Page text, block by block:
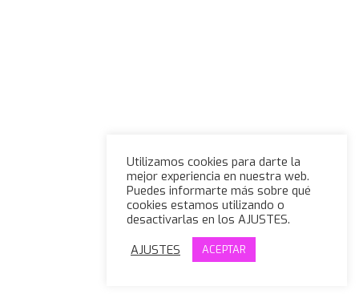
Utilizamos cookies para darte la
mejor experiencia en nuestra web.
Puedes informarte más sobre qué
cookies estamos utilizando o
desactivarlas en los AJUSTES.
AJUSTES
ACEPTAR